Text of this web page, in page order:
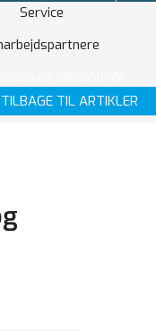
Service
TILBAGE TIL ARTIKLER